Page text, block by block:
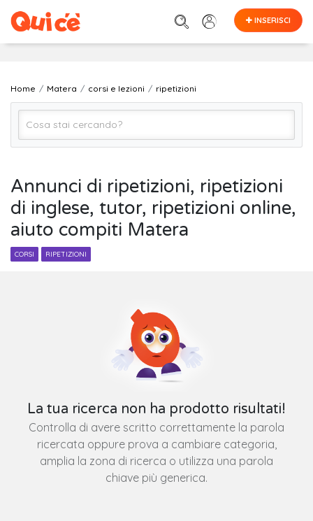
INSERISCI
Home Matera corsi e lezioni ripetizioni
Matera
Annunci di ripetizioni, ripetizioni
di inglese, tutor, ripetizioni online,
aiuto compiti Matera
CORSI RIPETIZIONI
La tua ricerca non ha prodotto risultati!
Controlla di avere scritto correttamente la parola
ricercata oppure prova a cambiare categoria,
amplia la zona di ricerca o utilizza una parola
chiave più generica.